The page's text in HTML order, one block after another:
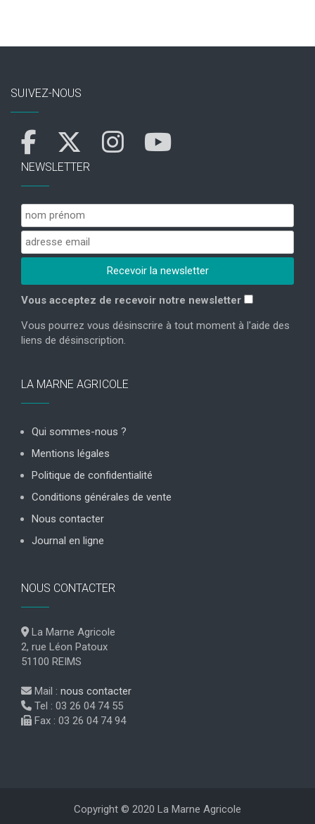
SUIVEZ-NOUS
NEWSLETTER
Vous acceptez de recevoir notre newsletter
Vous pourrez vous désinscrire à tout moment à l'aide des
liens de désinscription.
LA MARNE AGRICOLE
Qui sommes-nous ?
Mentions légales
Politique de confidentialité
Conditions générales de vente
Nous contacter
Journal en ligne
NOUS CONTACTER
La Marne Agricole
2, rue Léon Patoux
51100 REIMS
Mail : nous contacter
Tel : 03 26 04 74 55
Fax : 03 26 04 74 94
Copyright © 2020 La Marne Agricole